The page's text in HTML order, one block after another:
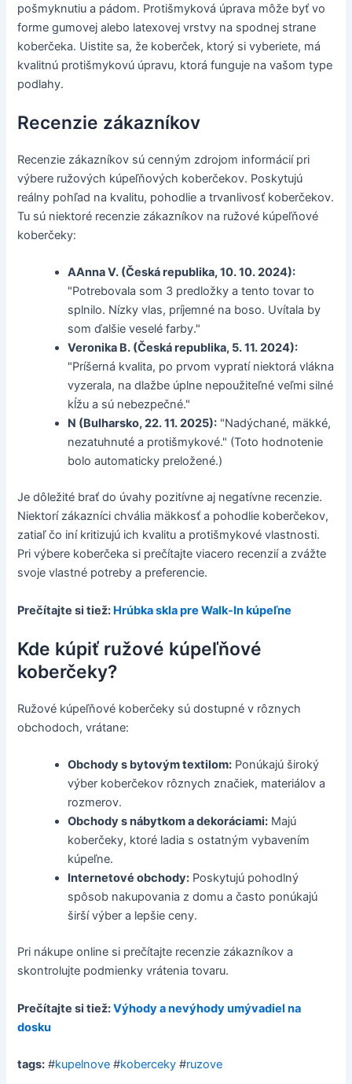
pošmyknutiu a pádom. Protišmyková úprava môže byť vo
forme gumovej alebo latexovej vrstvy na spodnej strane
koberčeka. Uistite sa, že koberček, ktorý si vyberiete, má
kvalitnú protišmykovú úpravu, ktorá funguje na vašom type
podlahy.
Recenzie zákazníkov
Recenzie zákazníkov sú cenným zdrojom informácií pri
výbere ružových kúpeľňových koberčekov. Poskytujú
reálny pohľad na kvalitu, pohodlie a trvanlivosť koberčekov.
Tu sú niektoré recenzie zákazníkov na ružové kúpeľňové
koberčeky:
AAnna V. (Česká republika, 10. 10. 2024):
"Potrebovala som 3 predložky a tento tovar to
splnilo. Nízky vlas, príjemné na boso. Uvítala by
som ďalšie veselé farby."
Veronika B. (Česká republika, 5. 11. 2024):
"Príšerná kvalita, po prvom vypratí niektorá vlákna
vyzerala, na dlažbe úplne nepoužiteľné veľmi silné
kĺžu a sú nebezpečné."
N (Bulharsko, 22. 11. 2025): "Nadýchané, mäkké,
nezatuhnuté a protišmykové." (Toto hodnotenie
bolo automaticky preložené.)
Je dôležité brať do úvahy pozitívne aj negatívne recenzie.
Niektorí zákazníci chvália mäkkosť a pohodlie koberčekov,
zatiaľ čo iní kritizujú ich kvalitu a protišmykové vlastnosti.
Pri výbere koberčeka si prečítajte viacero recenzií a zvážte
svoje vlastné potreby a preferencie.
Prečítajte si tiež: Hrúbka skla pre Walk-In kúpeľne
Kde kúpiť ružové kúpeľňové
koberčeky?
Ružové kúpeľňové koberčeky sú dostupné v rôznych
obchodoch, vrátane:
Obchody s bytovým textilom: Ponúkajú široký
výber koberčekov rôznych značiek, materiálov a
rozmerov.
Obchody s nábytkom a dekoráciami: Majú
koberčeky, ktoré ladia s ostatným vybavením
kúpeľne.
Internetové obchody: Poskytujú pohodlný
spôsob nakupovania z domu a často ponúkajú
širší výber a lepšie ceny.
Pri nákupe online si prečítajte recenzie zákazníkov a
skontrolujte podmienky vrátenia tovaru.
Prečítajte si tiež:Výhody a nevýhody umývadiel na
dosku
tags: #kupelnove #koberceky #ruzove